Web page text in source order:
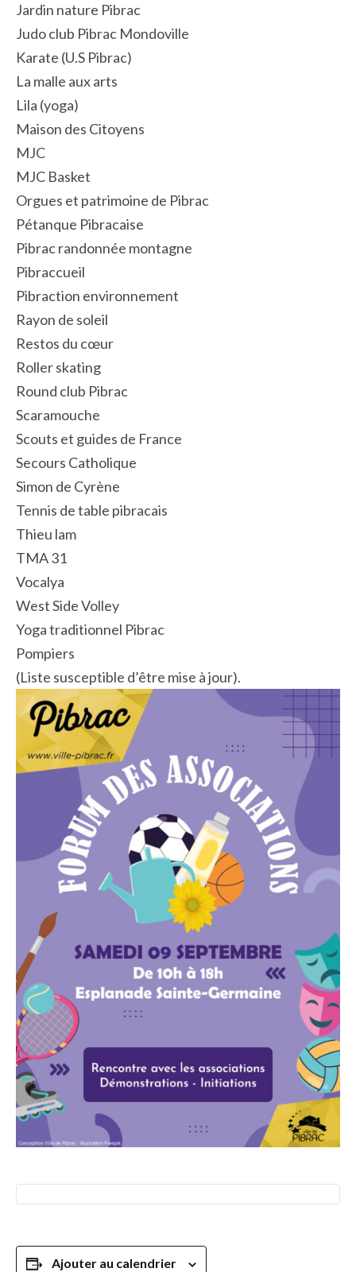
Jardin nature Pibrac
Judo club Pibrac Mondoville
Karate (U.S Pibrac)
La malle aux arts
Lila (yoga)
Maison des Citoyens
MJC
MJC Basket
Orgues et patrimoine de Pibrac
Pétanque Pibracaise
Pibrac randonnée montagne
Pibraccueil
Pibraction environnement
Rayon de soleil
Restos du cœur
Roller skating
Round club Pibrac
Scaramouche
Scouts et guides de France
Secours Catholique
Simon de Cyrène
Tennis de table pibracais
Thieu lam
TMA 31
Vocalya
West Side Volley
Yoga traditionnel Pibrac
Pompiers
(Liste susceptible d’être mise à jour).
Ajouter au calendrier